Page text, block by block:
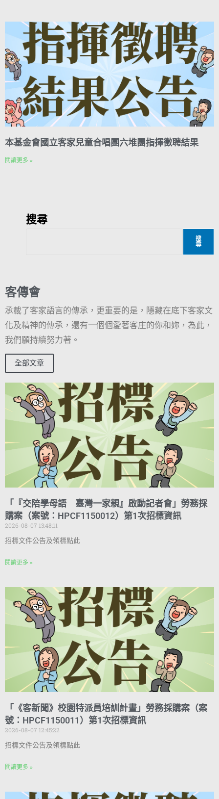
本基金會國立客家兒童合唱團六堆團指揮徵聘結果
閱讀更多 »
搜尋
搜
尋
客傳會
承載了客家語言的傳承，更重要的是，隱藏在底下客家文
化及精神的傳承，還有一個個愛著客庄的你和妳，為此，
我們願持續努力著。
全部文章
「『交陪學母語 臺灣一家親』啟動記者會」勞務採
購案（案號：HPCF1150012）第1次招標資訊
2026-08-07 13:48:11
招標文件公告及領標點此
閱讀更多 »
「《客新聞》校園特派員培訓計畫」勞務採購案（案
號：HPCF1150011）第1次招標資訊
2026-08-07 12:45:22
招標文件公告及領標點此
閱讀更多 »